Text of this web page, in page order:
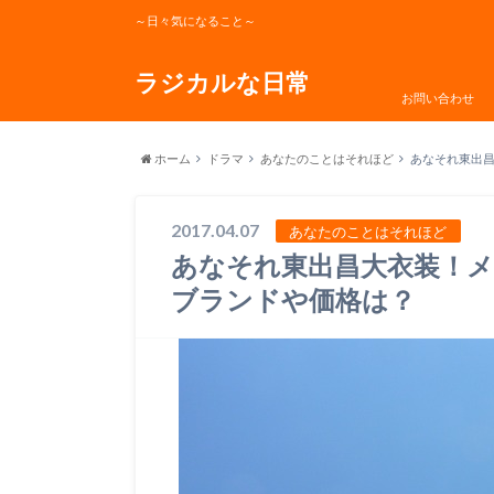
ラジカルな日常
～日々気になること～
お問い合わせ
ホーム ドラマ あなたのことはそれほど あなそれ東出
2017.04.07 あなたのことはそれほど
あなそれ東出昌大衣装！
ブランドや価格は？